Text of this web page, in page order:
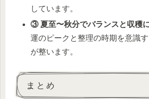
しています。
③ 夏至〜秋分でバランスと収穫
運のピークと整理の時期を意識
が整います。
まとめ